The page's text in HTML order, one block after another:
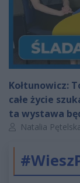
Kołtunowicz:
całe życie
ta wystawa
Autor artykułu:
Natalia